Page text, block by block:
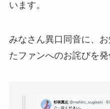
います。
みなさん異口同音に、
たファンへのお詫びを発